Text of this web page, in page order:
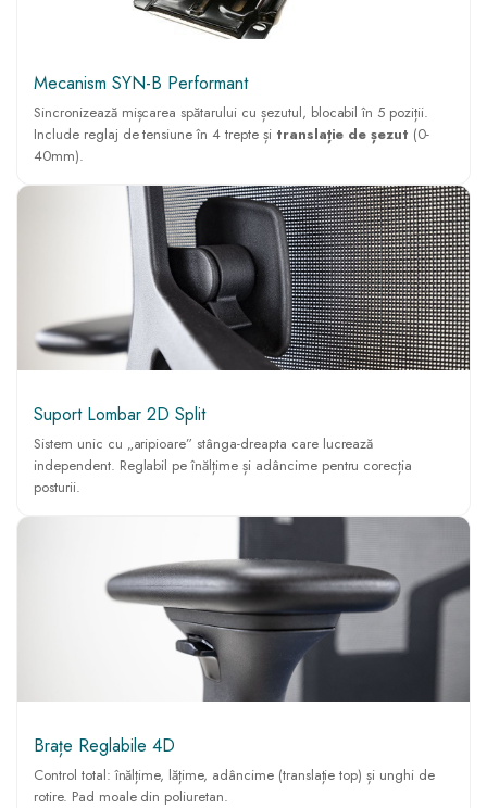
Mecanism SYN-B Performant
Sincronizează mișcarea spătarului cu șezutul, blocabil în 5 poziții.
Include reglaj de tensiune în 4 trepte și translație de șezut (0-
40mm).
Suport Lombar 2D Split
Sistem unic cu „aripioare” stânga-dreapta care lucrează
independent. Reglabil pe înălțime și adâncime pentru corecția
posturii.
Brațe Reglabile 4D
Control total: înălțime, lățime, adâncime (translație top) și unghi de
rotire. Pad moale din poliuretan.